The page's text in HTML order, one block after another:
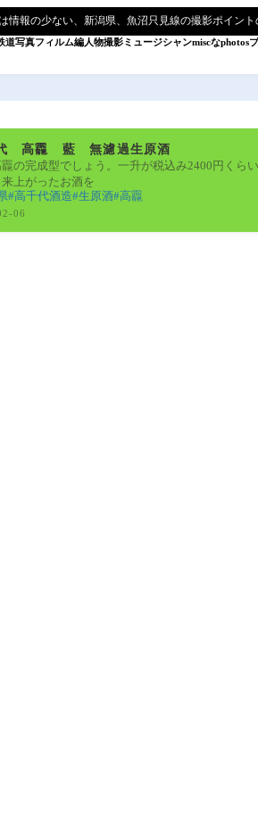
報の少ない、新潟県、魚沼只見線の撮影ポイント
道写真フィルム編人物撮影ミュージシャンmiscなphotos
高龗 藍 無濾過生原酒
の完成型でしょう。一升が税込み2400円くら
上がったお酒を
高千代酒造 生原酒 高龗
06